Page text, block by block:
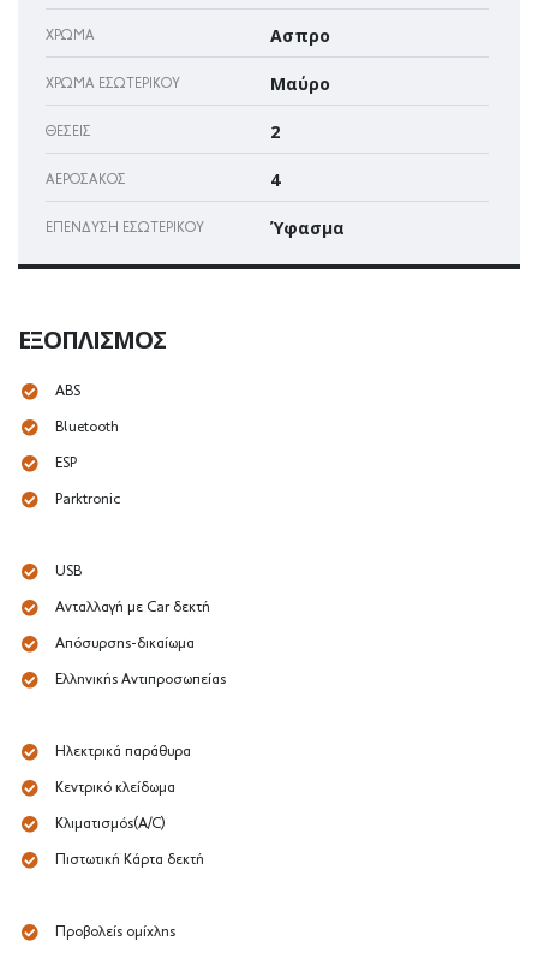
ΧΡΏΜΑ Ασπρο
ΧΡΏΜΑ ΕΣΩΤΕΡΙΚΟΎ Μαύρο
ΘΈΣΕΙΣ 2
ΑΕΡΌΣΑΚΌΣ 4
ΕΠΈΝΔΥΣΗ ΕΣΩΤΕΡΙΚΟΎ Ύφασμα
ΕΞΟΠΛΙΣΜΌΣ
ABS
Bluetooth
ESP
Parktronic
USB
Ανταλλαγή με Car δεκτή
Απόσυρσης-δικαίωμα
Ελληνικής Αντιπροσωπείας
Ηλεκτρικά παράθυρα
Κεντρικό κλείδωμα
Κλιματισμός(A/C)
Πιστωτική Κάρτα δεκτή
Προβολείς ομίχλης